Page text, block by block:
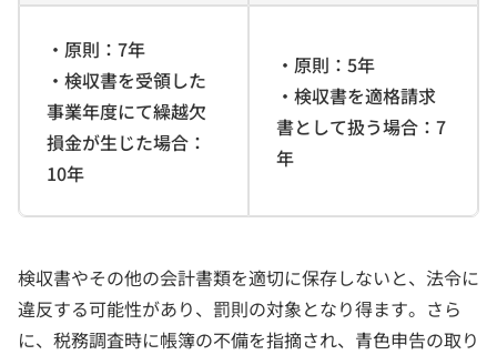
・原則：7年
・検収書を受領した
事業年度にて繰越欠
損金が生じた場合：
10年
・原則：5年
・検収書を適格請求
書として扱う場合：7
年
検収書やその他の会計書類を適切に保存しないと、法令に
違反する可能性があり、罰則の対象となり得ます。さら
に、税務調査時に帳簿の不備を指摘され、青色申告の取り